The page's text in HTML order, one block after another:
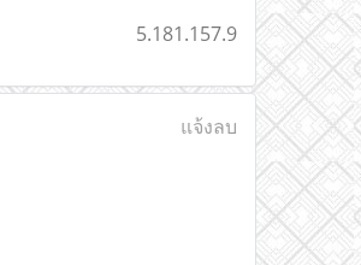
5.181.157.9
แจ้งลบ